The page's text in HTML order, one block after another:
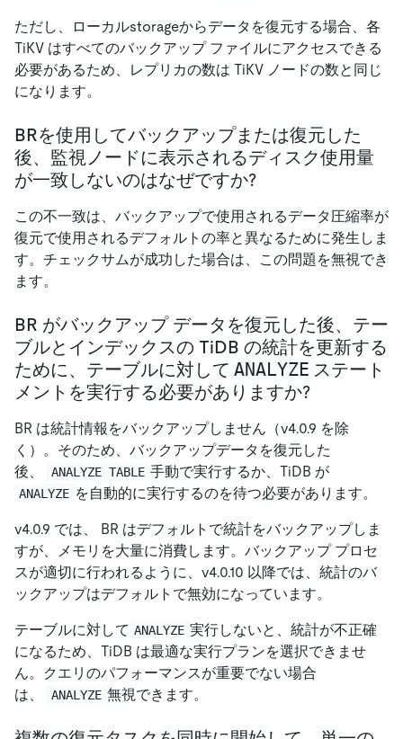
ただし、ローカルstorageからデータを復元する場合、各
TiKV はすべてのバックアップ ファイルにアクセスできる
必要があるため、レプリカの数は TiKV ノードの数と同じ
になります。
BRを使用してバックアップまたは復元した
後、監視ノードに表示されるディスク使用量
が一致しないのはなぜですか?
この不一致は、バックアップで使用されるデータ圧縮率が
復元で使用されるデフォルトの率と異なるために発生しま
す。チェックサムが成功した場合は、この問題を無視でき
ます。
BR がバックアップ データを復元した後、テー
ブルとインデックスの TiDB の統計を更新する
ために、テーブルに対して ANALYZE ステート
メントを実行する必要がありますか?
BR は統計情報をバックアップしません（v4.0.9 を除
く）。そのため、バックアップデータを復元した
後、
ANALYZE TABLE 手動で実行するか、TiDB が
ANALYZE を自動的に実行するのを待つ必要があります。
v4.0.9 では、 BR はデフォルトで統計をバックアップしま
すが、メモリを大量に消費します。バックアップ プロセ
スが適切に行われるように、v4.0.10 以降では、統計のバ
ックアップはデフォルトで無効になっています。
テーブルに対して ANALYZE 実行しないと、統計が不正確
になるため、TiDB は最適な実行プランを選択できませ
ん。クエリのパフォーマンスが重要でない場合
は、
ANALYZE 無視できます。